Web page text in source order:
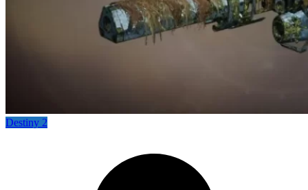
Destiny 2